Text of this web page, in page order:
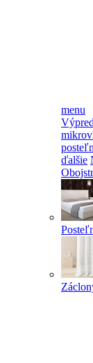
menu
ďalšie